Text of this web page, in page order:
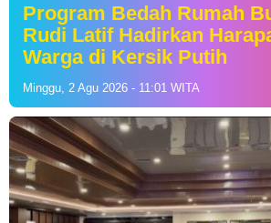
Program Bedah Rumah
Rudi Latif Hadirkan
Warga di Kersik Putih
Minggu, 2 Agu 2026 - 11:01 WITA